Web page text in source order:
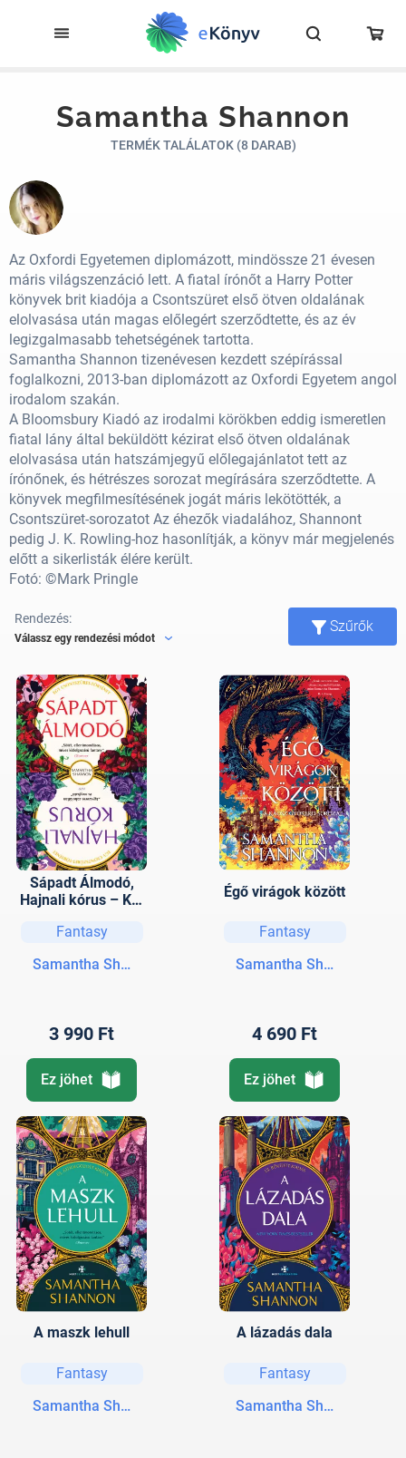
Samantha Shannon
TERMÉK TALÁLATOK (8 DARAB)
Az Oxfordi Egyetemen diplomázott, mindössze 21 évesen
máris világszenzáció lett. A fiatal írónőt a Harry Potter
könyvek brit kiadója a Csontszüret első ötven oldalának
elolvasása után magas előlegért szerződtette, és az év
legizgalmasabb tehetségének tartotta.
Samantha Shannon tizenévesen kezdett szépírással
foglalkozni, 2013-ban diplomázott az Oxfordi Egyetem angol
irodalom szakán.
A Bloomsbury Kiadó az irodalmi körökben eddig ismeretlen
fiatal lány által beküldött kézirat első ötven oldalának
elolvasása után hatszámjegyű előlegajánlatot tett az
írónőnek, és hétrészes sorozat megírására szerződtette. A
könyvek megfilmesítésének jogát máris lekötötték, a
Csontszüret-sorozatot Az éhezők viadalához, Shannont
pedig J. K. Rowling-hoz hasonlítják, a könyv már megjelenés
előtt a sikerlisták élére került.
Fotó: ©Mark Pringle
Rendezés:
Válassz egy rendezési módot
Szűrők
Sápadt Álmodó,
Hajnali kórus – Két
történet
Fantasy
Samantha Shannon
3 990 Ft
Ez jöhet
Égő virágok között
Fantasy
Samantha Shannon
4 690 Ft
Ez jöhet
A maszk lehull
Fantasy
Samantha Shannon
A lázadás dala
Fantasy
Samantha Shannon